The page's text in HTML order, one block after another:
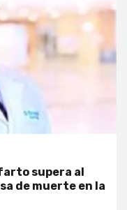
supera al
de muerte en la